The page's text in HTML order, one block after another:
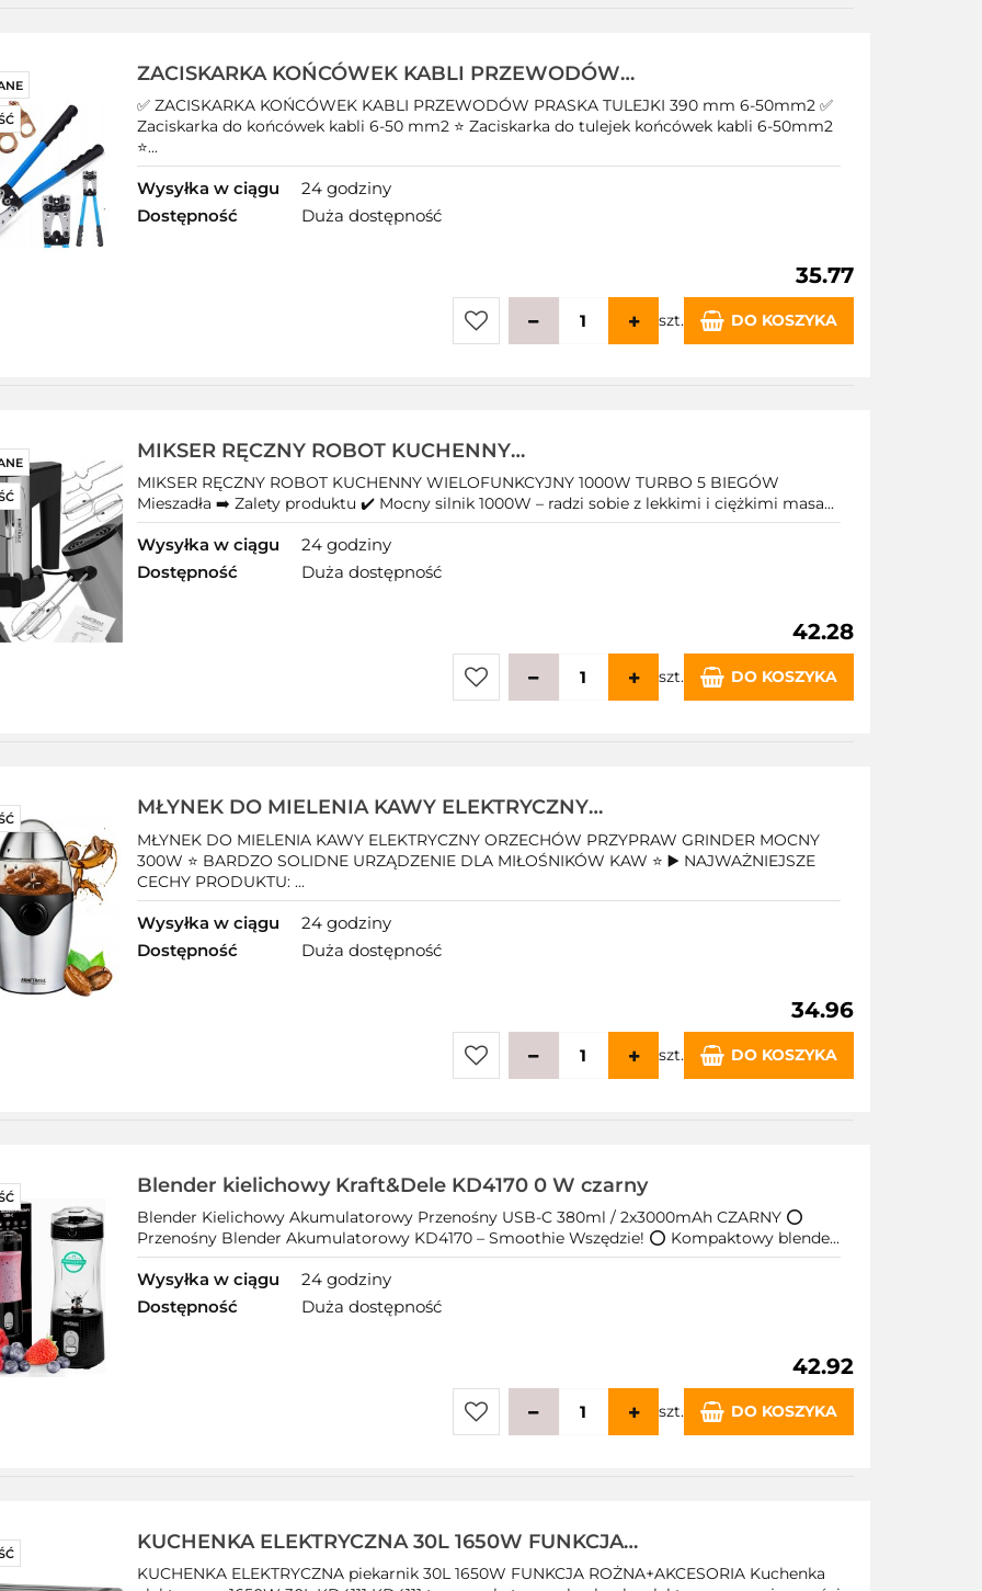
ZACISKARKA KOŃCÓWEK KABLI PRZEWODÓW
PRASKA TULEJKI 390 mm 6-50mm2 PRO
✅ ZACISKARKA KOŃCÓWEK KABLI PRZEWODÓW PRASKA TULEJKI 390 mm 6-50mm2 ✅
Zaciskarka do końcówek kabli 6-50 mm2 ⭐ Zaciskarka do tulejek końcówek kabli 6-50mm2
⭐...
Wysyłka w ciągu
24 godziny
Dostępność
Duża dostępność
35.77
szt. DO KOSZYKA
MIKSER RĘCZNY ROBOT KUCHENNY
WIELOFUNKCYJNY 1000W TURBO 5 BIEGÓW
Mieszadła
MIKSER RĘCZNY ROBOT KUCHENNY WIELOFUNKCYJNY 1000W TURBO 5 BIEGÓW
Mieszadła ➡️ Zalety produktu ✔️ Mocny silnik 1000W – radzi sobie z lekkimi i ciężkimi masa...
Wysyłka w ciągu
24 godziny
Dostępność
Duża dostępność
42.28
szt. DO KOSZYKA
MŁYNEK DO MIELENIA KAWY ELEKTRYCZNY
ORZECHÓW PRZYPRAW GRINDER MOCNY 300W
MŁYNEK DO MIELENIA KAWY ELEKTRYCZNY ORZECHÓW PRZYPRAW GRINDER MOCNY
300W ⭐ BARDZO SOLIDNE URZĄDZENIE DLA MIŁOŚNIKÓW KAW ⭐ ▶️ NAJWAŻNIEJSZE
CECHY PRODUKTU: ...
Wysyłka w ciągu
24 godziny
Dostępność
Duża dostępność
34.96
szt. DO KOSZYKA
Blender kielichowy Kraft&Dele KD4170 0 W czarny
Blender Kielichowy Akumulatorowy Przenośny USB-C 380ml / 2x3000mAh CZARNY ⭕
Przenośny Blender Akumulatorowy KD4170 – Smoothie Wszędzie! ⭕ Kompaktowy blende...
Wysyłka w ciągu
24 godziny
Dostępność
Duża dostępność
42.92
szt. DO KOSZYKA
KUCHENKA ELEKTRYCZNA 30L 1650W FUNKCJA
ROŻNA+AKCESORIA
KUCHENKA ELEKTRYCZNA piekarnik 30L 1650W FUNKCJA ROŻNA+AKCESORIA Kuchenka